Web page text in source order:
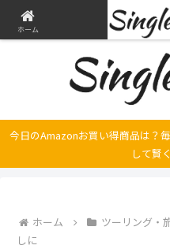
ヤマハ SRX250とFilano115、スバ
今日のAmazonお買い得商品は？
して賢
ホーム ツーリング・
しに
ホーム